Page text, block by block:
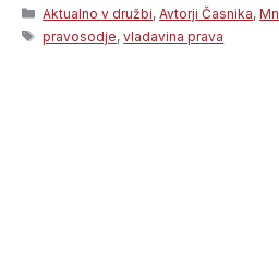
Categories
Aktualno v družbi, Avtorji Časnika,
Tags
pravosodje,vladavina prava